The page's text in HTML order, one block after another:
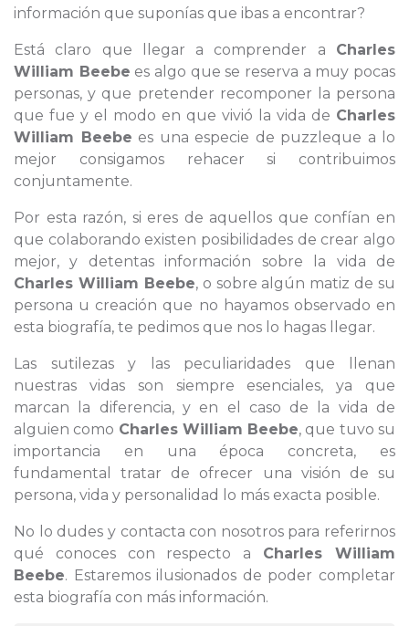
información que suponías que ibas a encontrar?
Está claro que llegar a comprender a Charles
William Beebe es algo que se reserva a muy pocas
personas, y que pretender recomponer la persona
que fue y el modo en que vivió la vida de Charles
William Beebe es una especie de puzzleque a lo
mejor consigamos rehacer si contribuimos
conjuntamente.
Por esta razón, si eres de aquellos que confían en
que colaborando existen posibilidades de crear algo
mejor, y detentas información sobre la vida de
Charles William Beebe, o sobre algún matiz de su
persona u creación que no hayamos observado en
esta biografía, te pedimos que nos lo hagas llegar.
Las sutilezas y las peculiaridades que llenan
nuestras vidas son siempre esenciales, ya que
marcan la diferencia, y en el caso de la vida de
alguien como Charles William Beebe, que tuvo su
importancia en una época concreta, es
fundamental tratar de ofrecer una visión de su
persona, vida y personalidad lo más exacta posible.
No lo dudes y contacta con nosotros para referirnos
qué conoces con respecto a Charles William
Beebe. Estaremos ilusionados de poder completar
esta biografía con más información.